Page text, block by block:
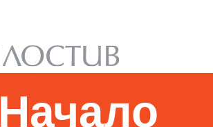
Начало